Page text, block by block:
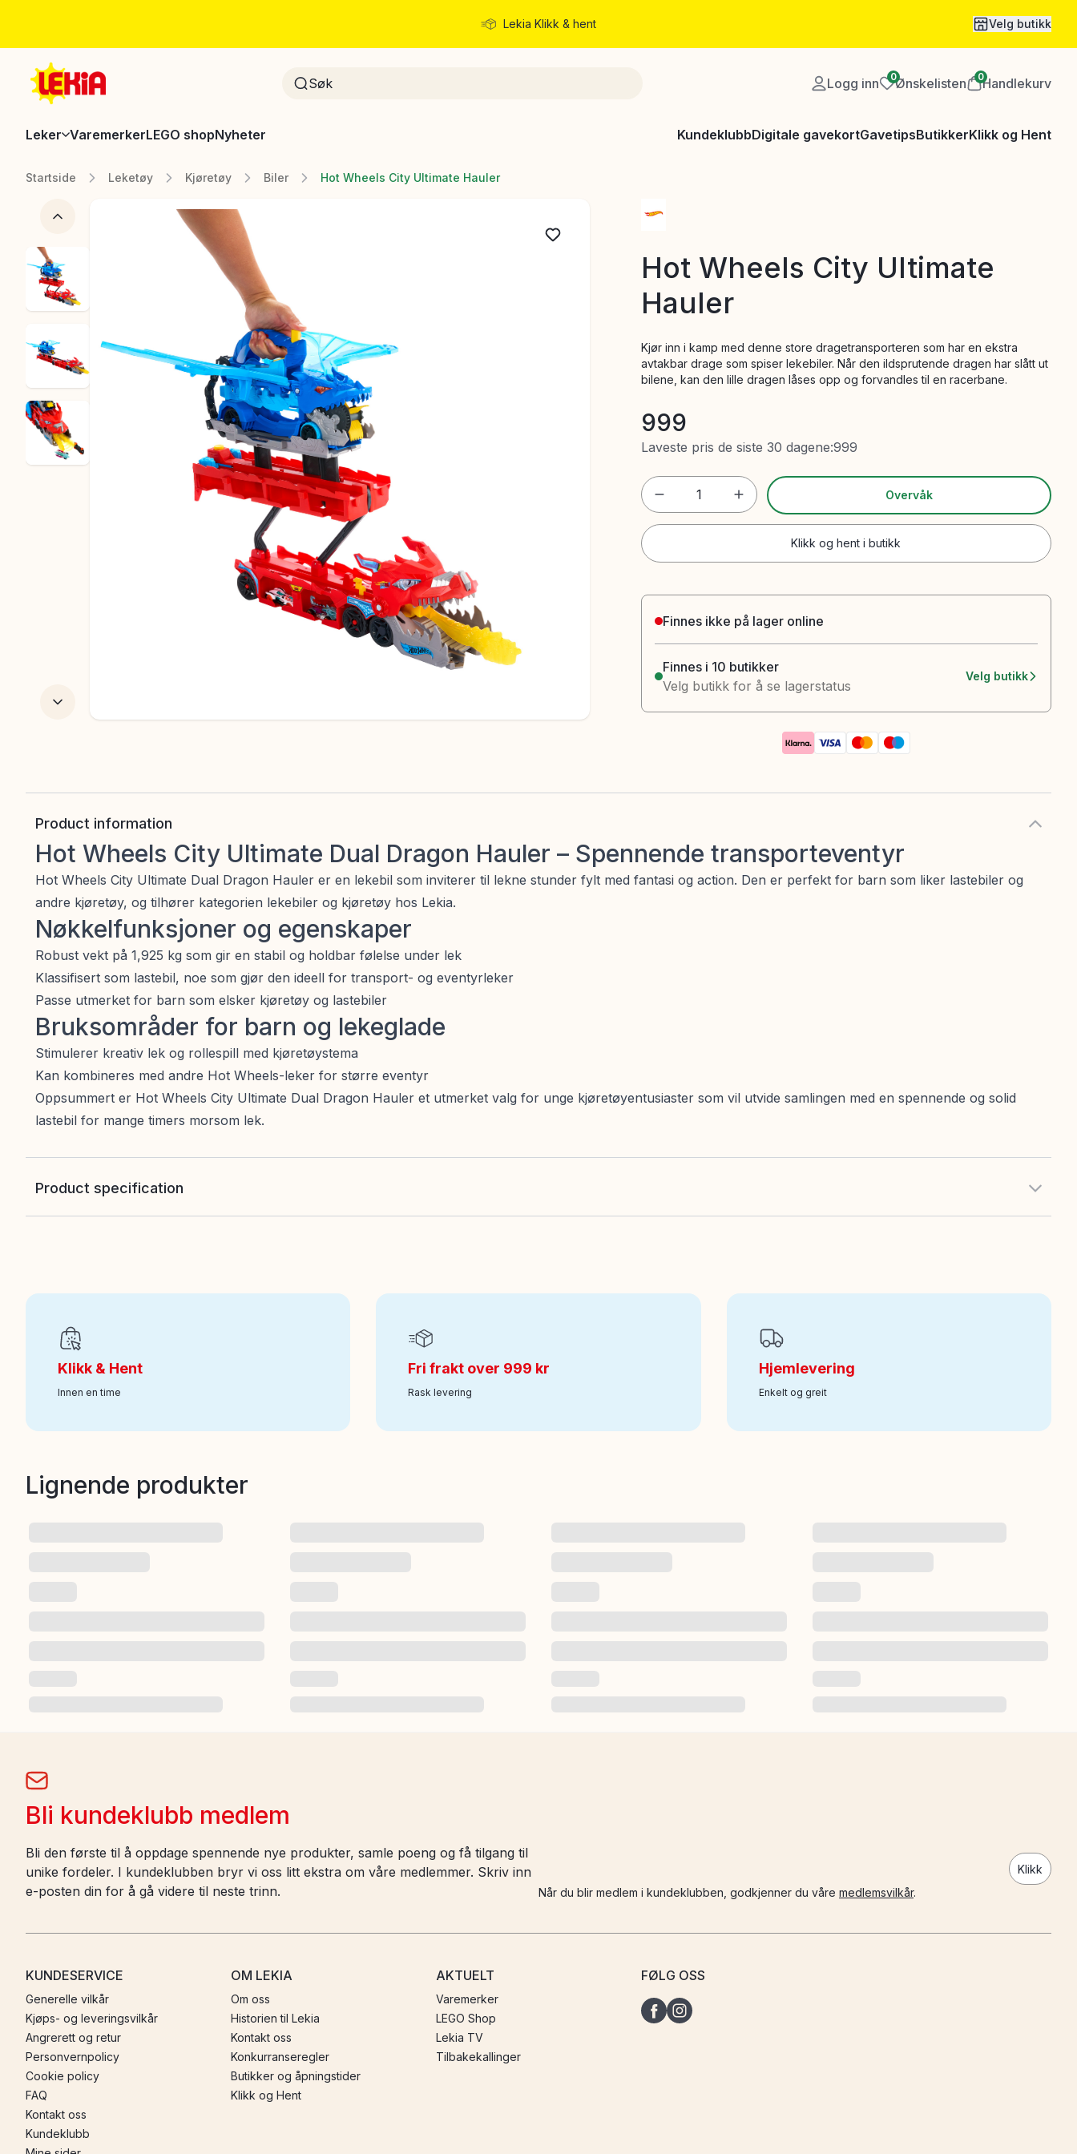
Lekia Klikk & hent Velg butikk
Logg inn 0Ønskelisten 0Handlekurv
Leker VaremerkerLEGO shopNyheter KundeklubbDigitale gavekortGavetipsButikkerKlikk og Hent
Startside Leketøy Kjøretøy Biler Hot Wheels City Ultimate Hauler
Hot Wheels City Ultimate
Hauler
Kjør inn i kamp med denne store dragetransporteren som har en ekstra
avtakbar drage som spiser lekebiler. Når den ildsprutende dragen har slått ut
bilene, kan den lille dragen låses opp og forvandles til en racerbane.
999
Laveste pris de siste 30 dagene:999
1 Overvåk
Klikk og hent i butikk
Finnes ikke på lager online
Finnes i 10 butikker
Velg butikk for å se lagerstatus
Velg butikk
Product information
Hot Wheels City Ultimate Dual Dragon Hauler – Spennende transporteventyr
Hot Wheels City Ultimate Dual Dragon Hauler er en lekebil som inviterer til lekne stunder fylt med fantasi og action. Den er perfekt for barn som liker lastebiler og
andre kjøretøy, og tilhører kategorien lekebiler og kjøretøy hos Lekia.
Nøkkelfunksjoner og egenskaper
Robust vekt på 1,925 kg som gir en stabil og holdbar følelse under lek
Klassifisert som lastebil, noe som gjør den ideell for transport- og eventyrleker
Passe utmerket for barn som elsker kjøretøy og lastebiler
Bruksområder for barn og lekeglade
Stimulerer kreativ lek og rollespill med kjøretøystema
Kan kombineres med andre Hot Wheels-leker for større eventyr
Oppsummert er Hot Wheels City Ultimate Dual Dragon Hauler et utmerket valg for unge kjøretøyentusiaster som vil utvide samlingen med en spennende og solid
lastebil for mange timers morsom lek.
Product specification
Art nr:100-242011942
Klikk & Hent
Innen en time
Fri frakt over 999 kr
Rask levering
Hjemlevering
Enkelt og greit
Lignende produkter
Bli kundeklubb medlem
Bli den første til å oppdage spennende nye produkter, samle poeng og få tilgang til
unike fordeler. I kundeklubben bryr vi oss litt ekstra om våre medlemmer. Skriv inn
e-posten din for å gå videre til neste trinn.
Klikk
Når du blir medlem i kundeklubben, godkjenner du våre medlemsvilkår.
KUNDESERVICE
Generelle vilkår
Kjøps- og leveringsvilkår
Angrerett og retur
Personvernpolicy
Cookie policy
FAQ
Kontakt oss
Kundeklubb
OM LEKIA
Om oss
Historien til Lekia
Kontakt oss
Konkurranseregler
Butikker og åpningstider
Klikk og Hent
AKTUELT
Varemerker
LEGO Shop
Lekia TV
Tilbakekallinger
FØLG OSS